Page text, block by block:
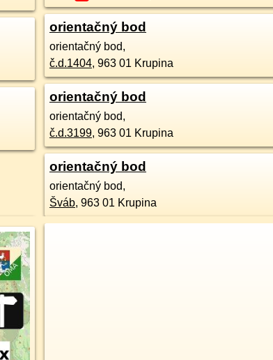
orientačný bod
orientačný bod,
č.d.1404, 963 01 Krupina
orientačný bod
orientačný bod,
č.d.3199, 963 01 Krupina
orientačný bod
orientačný bod,
Šváb, 963 01 Krupina